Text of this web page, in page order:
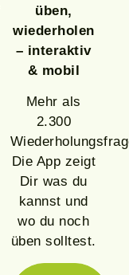
üben,
wiederholen
– interaktiv
& mobil
Mehr als
2.300
Die App zeigt
Dir was du
kannst und
wo du noch
üben solltest.